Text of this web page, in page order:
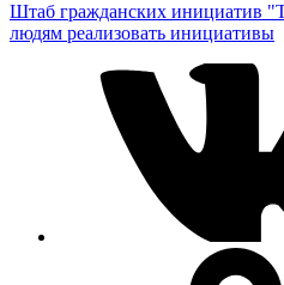
Штаб гражданских инициатив
людям реализовать инициативы